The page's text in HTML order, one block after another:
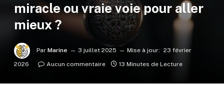
miracle ou vraie voie pour aller
mieux ?
Par Marine 3 juillet 2025 Mise à jour: 23 février
2026
Aucun commentaire 13 Minutes de Lecture